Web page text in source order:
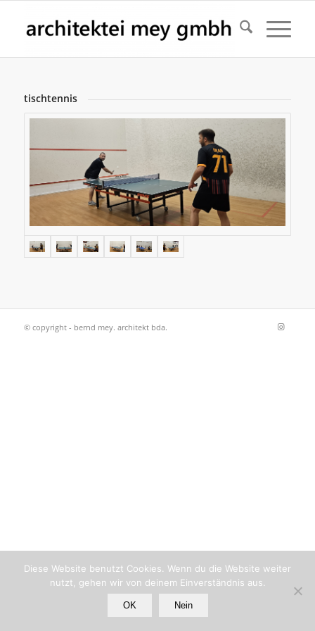
tischtennis
© copyright - bernd mey. architekt bda.
Diese Website benutzt Cookies. Wenn du die Website weiter
nutzt, gehen wir von deinem Einverständnis aus.
OK Nein